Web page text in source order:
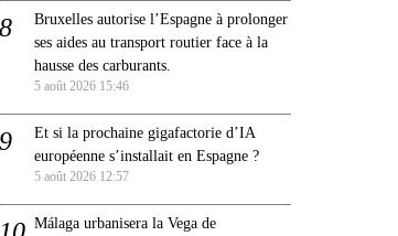
Bruxelles autorise l’Espagne à prolonger
ses aides au transport routier face à la
hausse des carburants.
5 août 2026 15:46
Et si la prochaine gigafactorie d’IA
européenne s’installait en Espagne ?
5 août 2026 12:57
Málaga urbanisera la Vega de